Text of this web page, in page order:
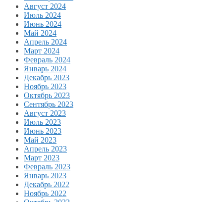
Август 2024
Июль 2024
Июнь 2024
Май 2024
Апрель 2024
Март 2024
Февраль 2024
Январь 2024
Декабрь 2023
Ноябрь 2023
Октябрь 2023
Сентябрь 2023
Август 2023
Июль 2023
Июнь 2023
Май 2023
Апрель 2023
Март 2023
Февраль 2023
Январь 2023
Декабрь 2022
Ноябрь 2022